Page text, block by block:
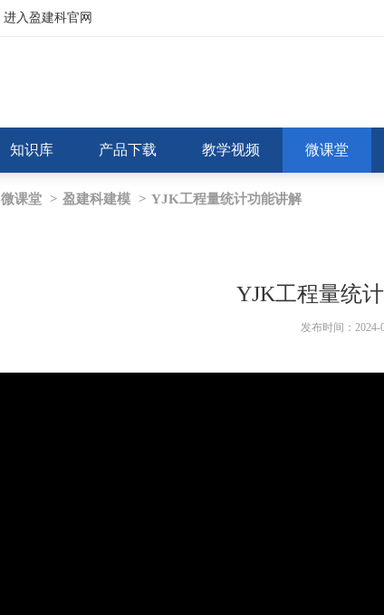
进入盈建科官网
知识库 产品下载 教学视频 微课堂
微课堂 > 盈建科建模 > YJK工程量统计功能讲解
YJK工程量统
发布时间：2024-